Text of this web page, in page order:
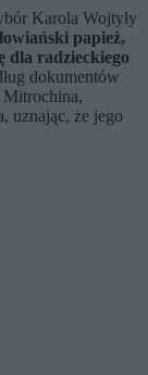
Karola Wojtyły
papież,
dla radzieckiego
dokumentów
Mitrochina,
uznając, że jego